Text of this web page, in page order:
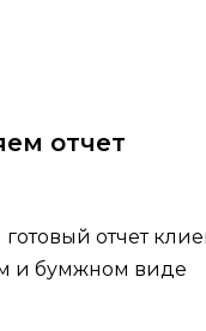
отчет
отчет
и бумжном виде